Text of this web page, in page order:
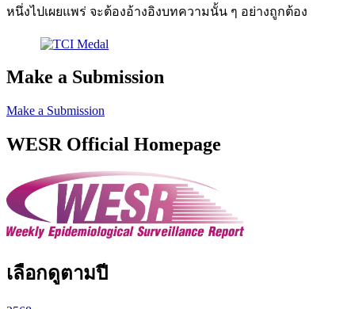
หนึ่งไปเผยแพร่ จะต้องอ้างอิงบทความนั้น ๆ อย่างถูกต้อง
Make a Submission
Make a Submission
WESR Official Homepage
เลือกดูตามปี